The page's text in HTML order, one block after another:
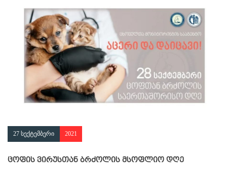
27 სექტემბერი 2021
ცოფის ვირუსთან ბრძოლის მსოფლიო დღე